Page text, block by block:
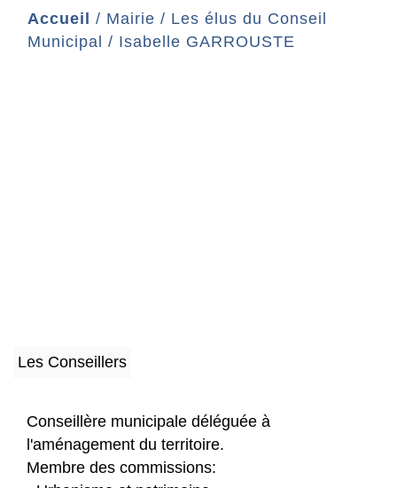
Accueil / Mairie / Les élus du Conseil
Municipal / Isabelle GARROUSTE
Les Conseillers
Conseillère municipale déléguée à
l'aménagement du territoire.
Membre des commissions: